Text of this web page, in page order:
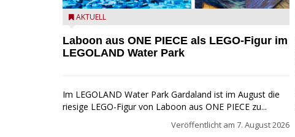
Laboon aus ONE PIECE als LEGO-Figur im LEGOLAND
AKTUELL
Laboon aus ONE PIECE als LEGO-Figur im
LEGOLAND Water Park
Im LEGOLAND Water Park Gardaland ist im August die
riesige LEGO-Figur von Laboon aus ONE PIECE zu...
Veröffentlicht am 7. August 2026